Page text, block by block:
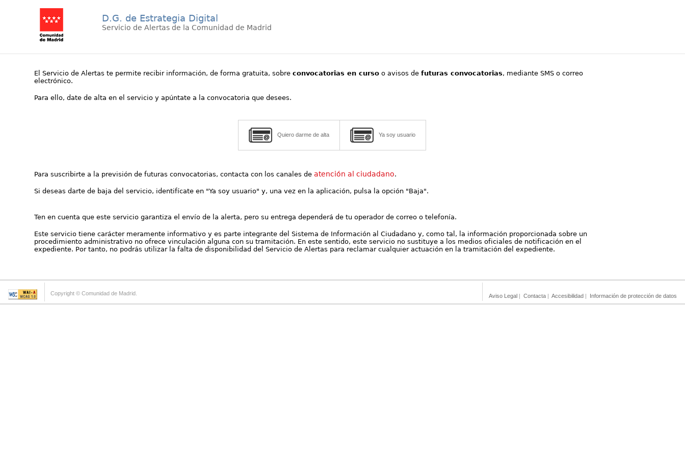
D.G. de Estrategia Digital
Servicio de Alertas de la Comunidad de Madrid
El Servicio de Alertas te permite recibir información, de forma gratuita, sobreconvocatorias en curso o avisos defuturas convocatorias, mediante SMS o correo
electrónico.
Para ello, date de alta en el servicio y apúntate a la convocatoria que desees.
Quiero darme de alta Ya soy usuario
Para suscribirte a la previsión de futuras convocatorias, contacta con los canales deatención al ciudadano.
Si deseas darte de baja del servicio, identifícate en "Ya soy usuario" y, una vez en la aplicación, pulsa la opción "Baja".
Ten en cuenta que este servicio garantiza el envío de la alerta, pero su entrega dependerá de tu operador de correo o telefonía.
Este servicio tiene carácter meramente informativo y es parte integrante del Sistema de Información al Ciudadano y, como tal, la información proporcionada sobre un
procedimiento administrativo no ofrece vinculación alguna con su tramitación. En este sentido, este servicio no sustituye a los medios oficiales de notificación en el
expediente. Por tanto, no podrás utilizar la falta de disponibilidad del Servicio de Alertas para reclamar cualquier actuación en la tramitación del expediente.
Copyright © Comunidad de Madrid. Aviso Legal | Contacta | Accesibilidad | Información de protección de datos